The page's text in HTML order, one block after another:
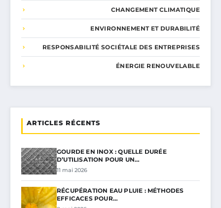
CHANGEMENT CLIMATIQUE
ENVIRONNEMENT ET DURABILITÉ
RESPONSABILITÉ SOCIÉTALE DES ENTREPRISES
ÉNERGIE RENOUVELABLE
ARTICLES RÉCENTS
GOURDE EN INOX : QUELLE DURÉE
D’UTILISATION POUR UN…
11 mai 2026
RÉCUPÉRATION EAU PLUIE : MÉTHODES
EFFICACES POUR…